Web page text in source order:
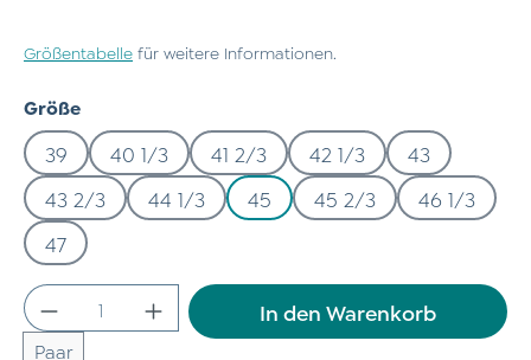
Größentabelle für weitere Informationen.
Größeauswählen
39 40 1/3 41 2/3 42 1/3
43
43 2/3
44 1/3 45 45 2/3
46 1/3
47
Produkt Anzahl: Gib den gewünschten
Paar
In den Warenkorb